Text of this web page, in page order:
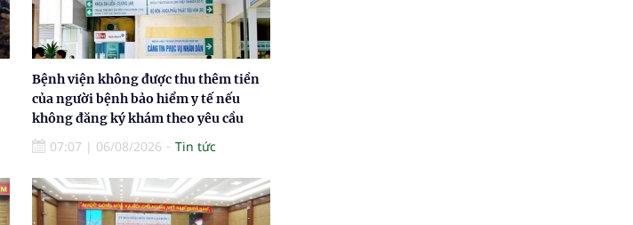
Bệnh viện không được thu thêm tiền
của người bệnh bảo hiểm y tế nếu
không đăng ký khám theo yêu cầu
07:07 | 06/08/2026 Tin tức